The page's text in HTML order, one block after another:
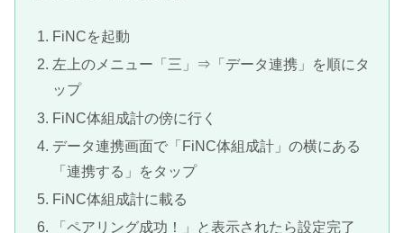
FiNCを起動
左上のメニュー「三」⇒「データ連携」を順にタ
ップ
FiNC体組成計の傍に行く
データ連携画面で「FiNC体組成計」の横にある
「連携する」をタップ
FiNC体組成計に載る
「ペアリング成功！」と表示されたら設定完了